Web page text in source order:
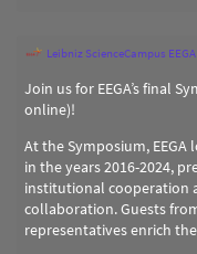
Leibniz ScienceCampus EEGA
Join us for EEGA’s final
online)!
At the Symposium,
in the years 2016-2024,
institutional cooperation
collaboration. Guests
representatives enrich